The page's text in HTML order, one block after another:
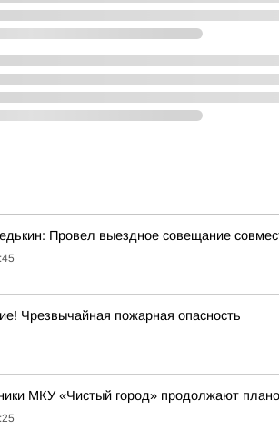
Провел выездное совещание
Чрезвычайная пожарная опасность
МКУ «Чистый город» продолжают